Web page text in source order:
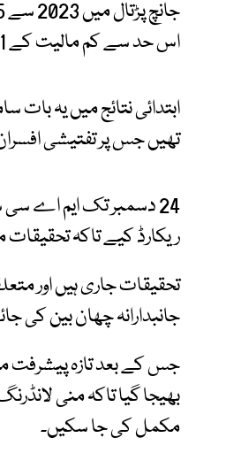
اس حد سے کم مالیت کے 4,521 منصوبے سامنے آئے ہیں۔
ابتدائی نتائج میں یہ
تھیں جس پر تفتیشی
24 دسمبر تک ایم اے
ریکارڈ کیے تاکہ
تحقیقات جاری ہیں اور
جانبدارانہ چھان بین کی
جس کے بعد تازہ پیشرفت
بھیجا گیا تاکہ منی
مکمل کی جا سکیں۔